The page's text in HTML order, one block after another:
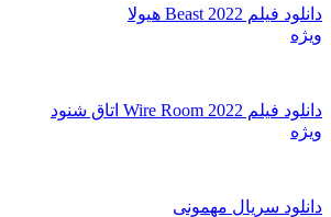
دانلود فیلم Beast 2022 هیولا
ویژه
دانلود فیلم Wire Room 2022 اتاق شنود
ویژه
دانلود سریال مهمونی